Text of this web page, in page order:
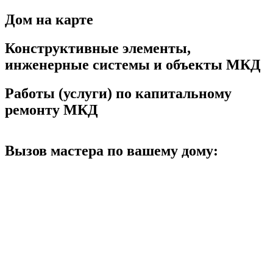
Дом на карте
Конструктивные элементы,
инженерные системы и объекты МКД
Работы (услуги) по капитальному
ремонту МКД
Вызов мастера по вашему дому: